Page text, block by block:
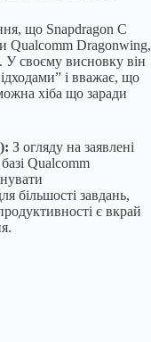
що Snapdragon C
Qualcomm Dragonwing,
У своєму висновку він
і вважає, що
хіба що заради
З огляду на заявлені
Qualcomm
більшості завдань,
є вкрай